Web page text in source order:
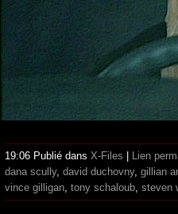
19:06 Publié dans X-Files
Lien
dana scully, david duchovny, gillian
vince gilligan, tony schaloub, steven